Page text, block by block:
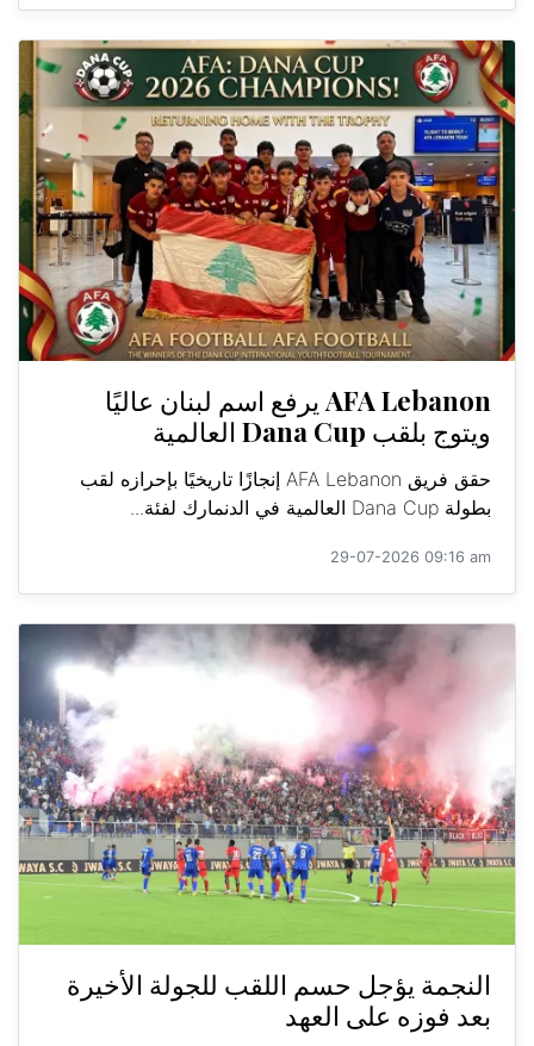
AFA Lebanon يرفع اسم لبنان عاليًا
ويتوج بلقب Dana Cup العالمية
حقق فريق AFA Lebanon إنجازًا تاريخيًا بإحرازه لقب
بطولة Dana Cup العالمية في الدنمارك لفئة...
29-07-2026 09:16 am
النجمة يؤجل حسم اللقب للجولة الأخيرة
بعد فوزه على العهد